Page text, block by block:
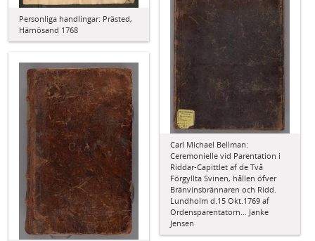
Personliga handlingar: Prästed,
Härnösand 1768
Carl Michael Bellman:
Ceremonielle vid Parentation i
Riddar-Capittlet af de Två
Förgyllta Svinen, hållen öfver
Bränvinsbrännaren och Ridd.
Lundholm d.15 Okt.1769 af
Ordensparentatorn... Janke
Jensen